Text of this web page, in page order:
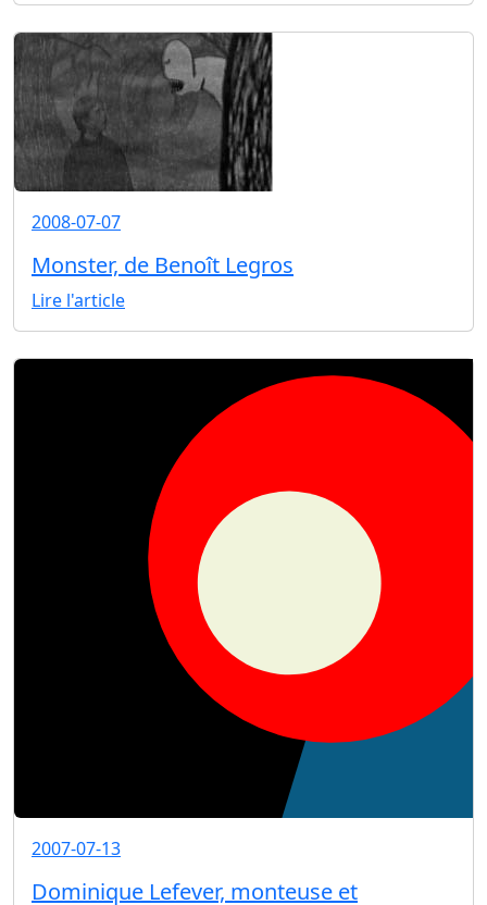
2008-07-07
Monster, de Benoît Legros
Lire l'article
2007-07-13
Dominique Lefever, monteuse et